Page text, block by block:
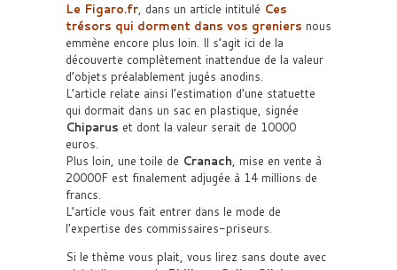
Le Figaro.fr, dans un article intitulé Ces
trésors qui dorment dans vos greniers nous
emmène encore plus loin. Il s’agit ici de la
découverte complètement inattendue de la valeur
d’objets préalablement jugés anodins.
L’article relate ainsi l’estimation d’une statuette
qui dormait dans un sac en plastique, signée
Chiparus et dont la valeur serait de 10000
euros.
Plus loin, une toile de Cranach, mise en vente à
20000F est finalement adjugée à 14 millions de
francs.
L’article vous fait entrer dans le mode de
l’expertise des commissaires-priseurs.
Si le thème vous plait, vous lirez sans doute avec